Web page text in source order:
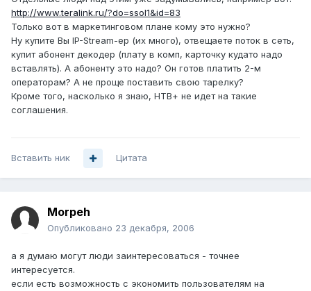
http://www.teralink.ru/?do=ssol1&id=83
Только вот в маркетинговом плане кому это нужно?
Ну купите Вы IP-Stream-ер (их много), отвещаете поток в сеть,
купит абонент декодер (плату в комп, карточку кудато надо
вставлять). А абоненту это надо? Он готов платить 2-м
операторам? А не проще поставить свою тарелку?
Кроме того, насколько я знаю, НТВ+ не идет на такие
соглашения.
Вставить ник Цитата
Morpeh
Опубликовано 23 декабря, 2006
а я думаю могут люди заинтересоваться - точнее
интересуется.
если есть возможность с экономить пользователям на